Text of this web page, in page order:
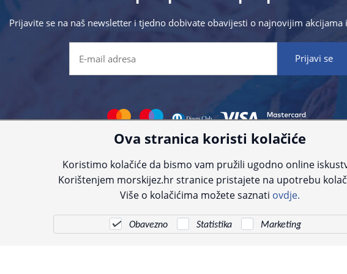
Prijavite se na naš newsletter i tjedno dobivate obavijesti o najnovijim akcijama
proizvoda. Za najažurnije informacije kontaktirajte nas putem telefona:+385 23 231 761ili e-
© Morski jež 2022
Ova stranica koristi kolačiće
Koristimo kolačiće da bismo vam pružili ugodno online
Korištenjem morskijez.hr stranice pristajete na upotrebu
Više o kolačićima možete saznati ovdje.
Obavezno Statistika Marketing